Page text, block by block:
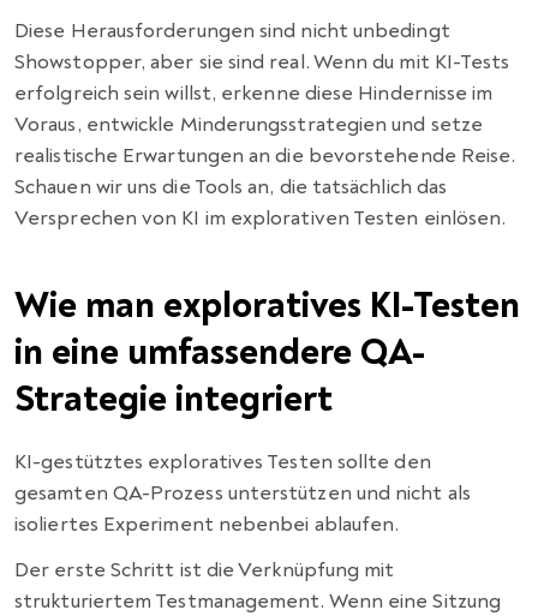
Diese Herausforderungen sind nicht unbedingt
Showstopper, aber sie sind real. Wenn du mit KI-Tests
erfolgreich sein willst, erkenne diese Hindernisse im
Voraus, entwickle Minderungsstrategien und setze
realistische Erwartungen an die bevorstehende Reise.
Schauen wir uns die Tools an, die tatsächlich das
Versprechen von KI im explorativen Testen einlösen.
Wie man exploratives KI-Testen
in eine umfassendere QA-
Strategie integriert
KI-gestütztes exploratives Testen sollte den
gesamten QA-Prozess unterstützen und nicht als
isoliertes Experiment nebenbei ablaufen.
Der erste Schritt ist die Verknüpfung mit
strukturiertem Testmanagement. Wenn eine Sitzung